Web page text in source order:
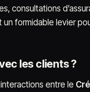
consultations
formidable levier
les clients ?
entre le